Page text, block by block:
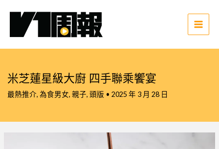
Main
米芝蓮星級大廚 四手聯乘饗宴
最熱推介, 為食男女, 親子, 頭版 • 2025 年 3 月 28 日